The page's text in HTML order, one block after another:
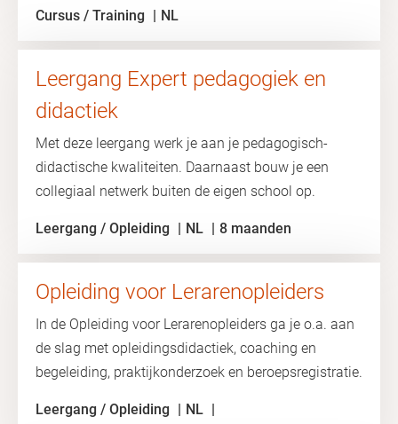
Cursus / Training NL
Leergang Expert pedagogiek en
didactiek
Met deze leergang werk je aan je pedagogisch-
didactische kwaliteiten. Daarnaast bouw je een
collegiaal netwerk buiten de eigen school op.
Leergang / Opleiding NL 8 maanden
Opleiding voor Lerarenopleiders
In de Opleiding voor Lerarenopleiders ga je o.a. aan
de slag met opleidingsdidactiek, coaching en
begeleiding, praktijkonderzoek en beroepsregistratie.
Leergang / Opleiding
NL